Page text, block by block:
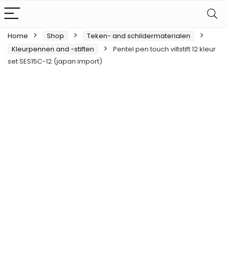
Home Shop
Teken- and schildermaterialen
Kleurpennen and -stiften
Pentel pen touch viltstift 12 kleur
set SES15C-12 (japan import)